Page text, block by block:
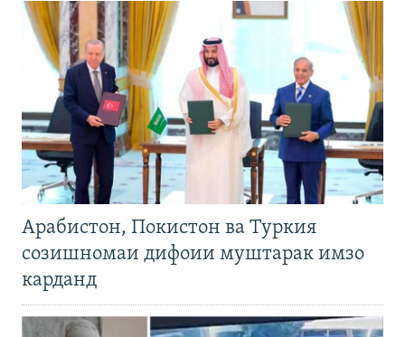
Арабистон, Покистон ва Туркия
созишномаи дифоии муштарак имзо
карданд